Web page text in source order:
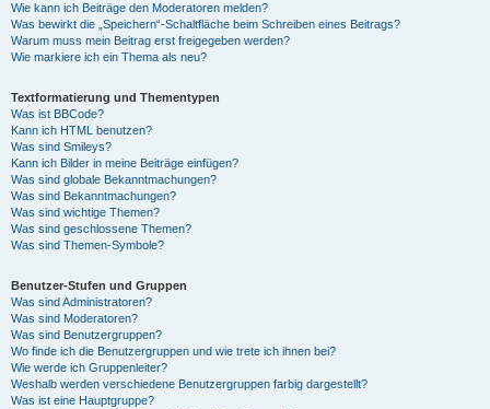
Wie kann ich Beiträge den Moderatoren melden?
Was bewirkt die „Speichern“-Schaltfläche beim Schreiben eines Beitrags?
Warum muss mein Beitrag erst freigegeben werden?
Wie markiere ich ein Thema als neu?
Textformatierung und Thementypen
Was ist BBCode?
Kann ich HTML benutzen?
Was sind Smileys?
Kann ich Bilder in meine Beiträge einfügen?
Was sind globale Bekanntmachungen?
Was sind Bekanntmachungen?
Was sind wichtige Themen?
Was sind geschlossene Themen?
Was sind Themen-Symbole?
Benutzer-Stufen und Gruppen
Was sind Administratoren?
Was sind Moderatoren?
Was sind Benutzergruppen?
Wo finde ich die Benutzergruppen und wie trete ich ihnen bei?
Wie werde ich Gruppenleiter?
Weshalb werden verschiedene Benutzergruppen farbig dargestellt?
Was ist eine Hauptgruppe?